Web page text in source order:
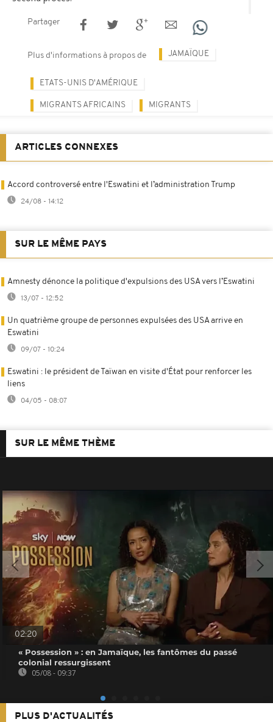
Partager
Plus d'informations à propos de JAMAÏQUE
ETATS-UNIS D'AMÉRIQUE
MIGRANTS AFRICAINS MIGRANTS
ARTICLES CONNEXES
Accord controversé entre l'Eswatini et l’administration Trump
24/08 - 14:12
SUR LE MÊME PAYS
Amnesty dénonce la politique d'expulsions des USA vers l’Eswatini
13/07 - 12:52
Un quatrième groupe de personnes expulsées des USA arrive en
Eswatini
09/07 - 10:24
Eswatini : le président de Taïwan en visite d'État pour renforcer les
liens
04/05 - 08:07
SUR LE MÊME THÈME
02:20
« Possession » : en Jamaïque, les fantômes du passé
colonial ressurgissent
05/08 - 09:37
PLUS D'ACTUALITÉS